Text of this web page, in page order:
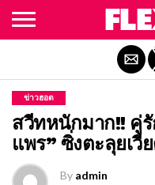
ข่าวฮอต
สวีทหนักมาก!! คู่รั
แพร” ซิ่งตะลุยเวี
By admin
Exit